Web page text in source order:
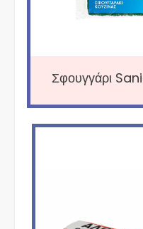
Σφουγγάρι